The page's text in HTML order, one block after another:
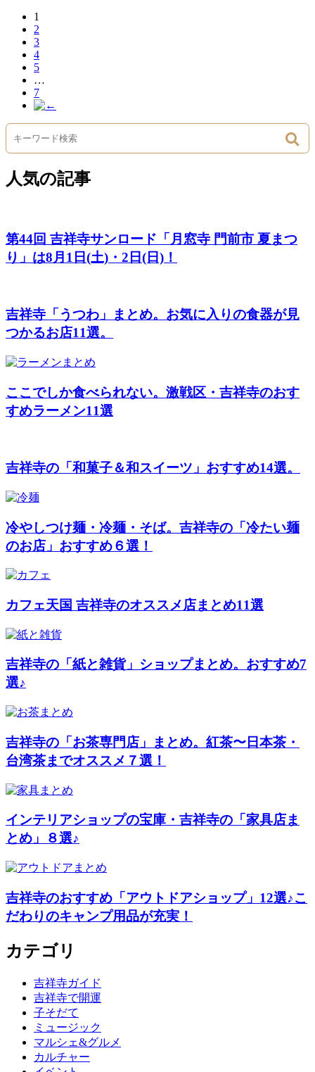
1
2
3
4
5
…
7
人気の記事
第44回 吉祥寺サンロード「月窓寺 門前市 夏まつ
り」は8月1日(土)・2日(日)！
吉祥寺「うつわ」まとめ。お気に入りの食器が見
つかるお店11選。
ここでしか食べられない。激戦区・吉祥寺のおす
すめラーメン11選
吉祥寺の「和菓子＆和スイーツ」おすすめ14選。
冷やしつけ麺・冷麺・そば。吉祥寺の「冷たい麺
のお店」おすすめ６選！
カフェ天国 吉祥寺のオススメ店まとめ11選
吉祥寺の「紙と雑貨」ショップまとめ。おすすめ7
選♪
吉祥寺の「お茶専門店」まとめ。紅茶〜日本茶・
台湾茶までオススメ７選！
インテリアショップの宝庫・吉祥寺の「家具店ま
とめ」８選♪
吉祥寺のおすすめ「アウトドアショップ」12選♪こ
だわりのキャンプ用品が充実！
カテゴリ
吉祥寺ガイド
吉祥寺で開運
子そだて
ミュージック
マルシェ&グルメ
カルチャー